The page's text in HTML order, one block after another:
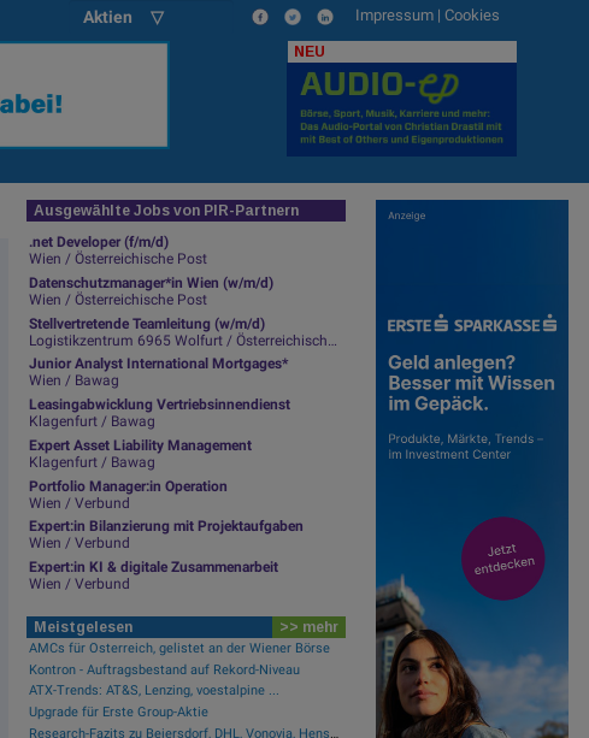
Aktien ▽ Impressum | Cookies
NEU
Ausgewählte Jobs von PIR-Partnern
.net Developer (f/m/d)
Wien / Österreichische Post
Datenschutzmanager*in Wien (w/m/d)
Wien / Österreichische Post
Stellvertretende Teamleitung (w/m/d)
Logistikzentrum 6965 Wolfurt / Österreichische Post
Junior Analyst International Mortgages*
Wien / Bawag
Leasingabwicklung Vertriebsinnendienst
Klagenfurt / Bawag
Expert Asset Liability Management
Klagenfurt / Bawag
Portfolio Manager:in Operation
Wien / Verbund
Expert:in Bilanzierung mit Projektaufgaben
Wien / Verbund
Expert:in KI & digitale Zusammenarbeit
Wien / Verbund
Meistgelesen >> mehr
AMCs für Österreich, gelistet an der Wiener Börse
Kontron - Auftragsbestand auf Rekord-Niveau
ATX-Trends: AT&S, Lenzing, voestalpine ...
Upgrade für Erste Group-Aktie
Research-Fazits zu Beiersdorf, DHL, Vonovia, Hensoldt ...